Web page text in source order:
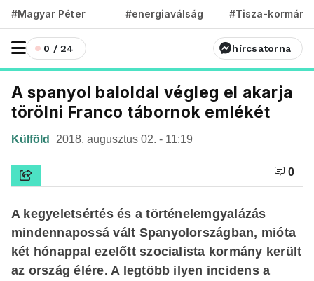
#Magyar Péter #energiaválság #Tisza-kormány
0 / 24 hírcsatorna
A spanyol baloldal végleg el akarja
törölni Franco tábornok emlékét
Külföld 2018. augusztus 02. - 11:19
0
A kegyeletsértés és a történelemgyalázás
mindennapossá vált Spanyolországban, mióta
két hónappal ezelőtt szocialista kormány került
az ország élére. A legtöbb ilyen incidens a